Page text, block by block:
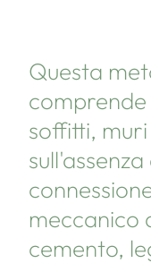
Questa
soffitti,
meccanico
cemento,